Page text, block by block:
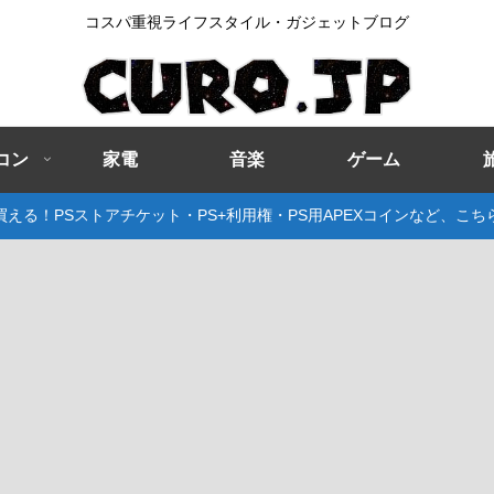
コスパ重視ライフスタイル・ガジェットブログ
ン 家電 音楽 ゲーム
える！PSストアチケット・PS+利用権・PS用APEXコインなど、こち